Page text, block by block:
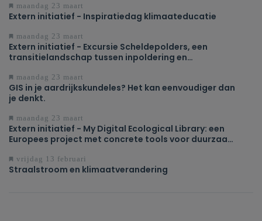
maandag 23 maart
Extern initiatief - Inspiratiedag klimaateducatie
maandag 23 maart
Extern initiatief - Excursie Scheldepolders, een
transitielandschap tussen inpoldering en
maandag 23 maart
GIS in je aardrijkskundeles? Het kan eenvoudiger dan
je denkt.
maandag 23 maart
Extern initiatief - My Digital Ecological Library: een
Europees project met concrete tools voor duurzaam
vrijdag 13 februari
Straalstroom en klimaatverandering